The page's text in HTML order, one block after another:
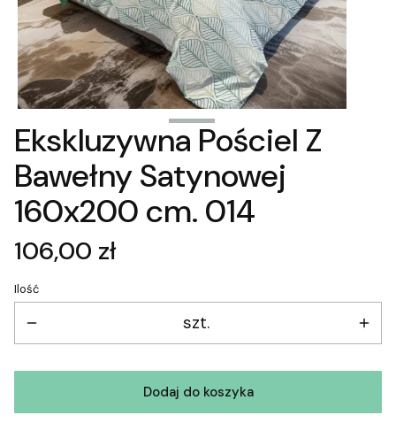
Ekskluzywna Pościel Z
Bawełny Satynowej
160x200 cm. 014
Cena
106,00 zł
Ilość
szt.
Dodaj do koszyka